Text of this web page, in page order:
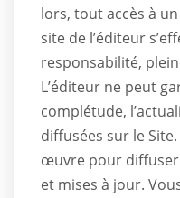
lors, tout accès à
site de l’éditeur
responsabilité,
L’éditeur ne peut
complétude,
diffusées sur le
œuvre pour
et mises à jour.